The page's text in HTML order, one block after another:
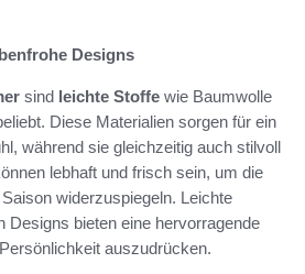
Designs
sind leichte Stoffe wie Baumwolle
Diese Materialien sorgen für ein
während sie gleichzeitig auch stilvoll
lebhaft und frisch sein, um die
widerzuspiegeln. Leichte
Designs bieten eine hervorragende
auszudrücken.